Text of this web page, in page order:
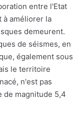
entre l'Etat
améliorer la
demeurent.
de séismes, en
également sous
le territoire
n'est pas
de magnitude 5,4